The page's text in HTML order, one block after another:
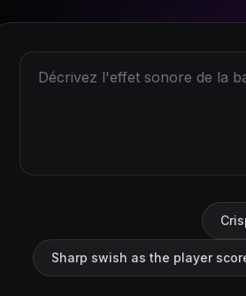
Sharp swish as the player